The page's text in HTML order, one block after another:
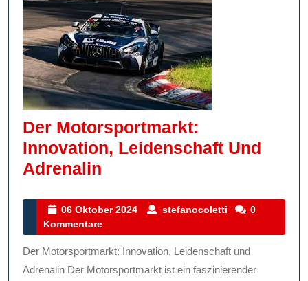
Der Motorsportmarkt:
Innovation, Leidenschaft Und
Adrenalin
Innovation,
Leidenschaft
Und
Adrenalin
06 Oktober 2024
06
2024
stefanocoletti stefanocoletti
0
Kommentare
Der Motorsportmarkt: Innovation, Leidenschaft und
Adrenalin Der Motorsportmarkt ist ein faszinierender